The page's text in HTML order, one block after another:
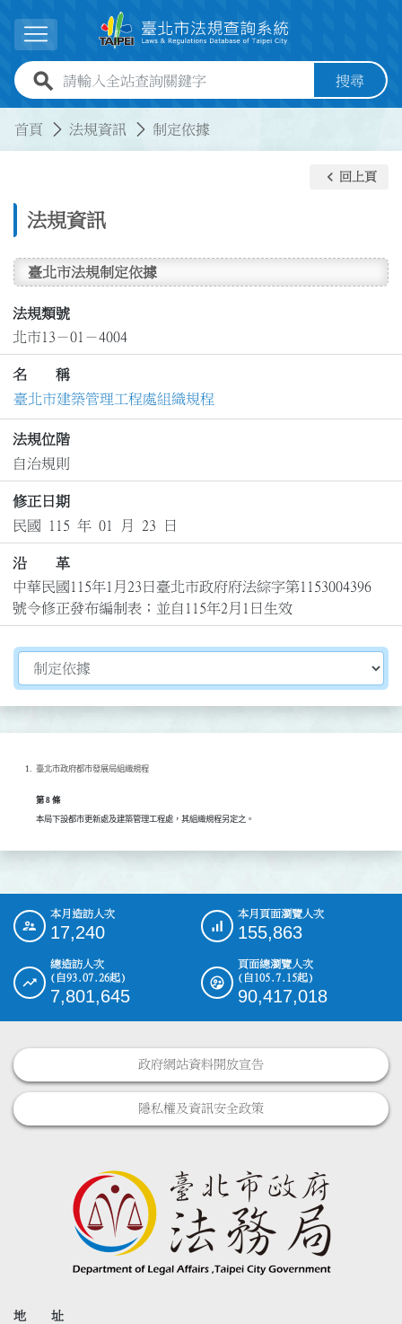
展開選單
全站查詢關鍵字欄位 搜尋
首頁 法規資訊 制定依據
法規資訊
keyboard_arrow_left 回上頁
臺北市法規制定依據
法規類號
北市13－01－4004
名 稱
臺北市建築管理工程處組織規程
法規位階
自治規則
修正日期
民國 115 年 01 月 23 日
沿 革
中華民國115年1月23日臺北市政府府法綜字第1153004396
號令修正發布編制表；並自115年2月1日生效
切換選擇法規資訊內容
臺北市政府都市發展局組織規程
第 8 條
本局下設都市更新處及建築管理工程處，其組織規程另定之。
::: 本月造訪人次
17,240
本月頁面瀏覽人次
155,863
總造訪人次
(自93.07.26起)
7,801,645
頁面總瀏覽人次
(自105.7.15起)
90,417,018
政府網站資料開放宣告
隱私權及資訊安全政策
地 址